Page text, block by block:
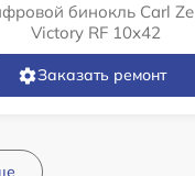
бинокль Carl
Victory RF 10x42
Заказать ремонт